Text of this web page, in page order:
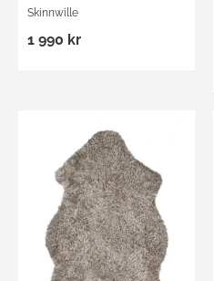
Skinnwille
1 990 kr